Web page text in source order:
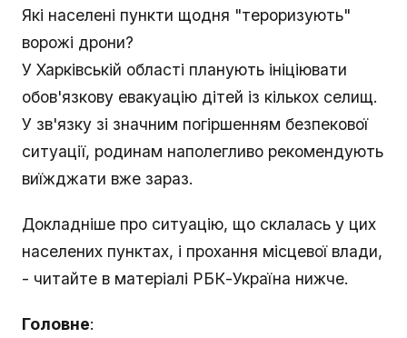
Які населені пункти щодня "тероризують"
ворожі дрони?
У Харківській області планують ініціювати
обов'язкову евакуацію дітей із кількох селищ.
У зв'язку зі значним погіршенням безпекової
ситуації, родинам наполегливо рекомендують
виїжджати вже зараз.
Докладніше про ситуацію, що склалась у цих
населених пунктах, і прохання місцевої влади,
- читайте в матеріалі РБК-Україна нижче.
Головне: